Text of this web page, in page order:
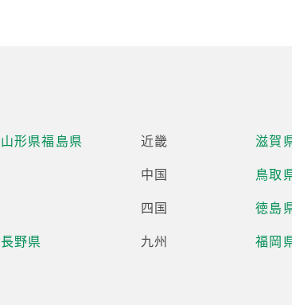
山形県福島県
長野県
近畿 滋賀
中国
鳥取
四国
徳島
九州
福岡